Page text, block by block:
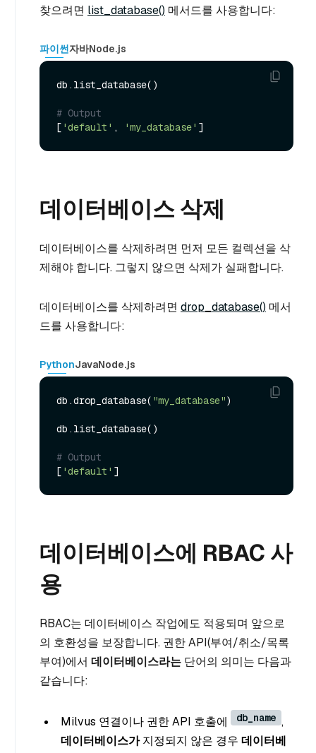
찾으려면 list_database() 메서드를 사용합니다:
파이썬자바Node.js
db.list_database()
# Output
[ 'default' , 'my_database'
데이터베이스 삭제
데이터베이스를 삭제하려면 먼저 모든 컬렉션을 삭
제해야 합니다. 그렇지 않으면 삭제가 실패합니다.
데이터베이스를 삭제하려면 drop_database() 메서
드를 사용합니다:
PythonJavaNode.js
db.drop_database( "my_database")
db.list_database()
# Output
[ 'default'
데이터베이스에 RBAC 사
용
RBAC는 데이터베이스 작업에도 적용되며 앞으로
의 호환성을 보장합니다. 권한 API(부여/취소/목록
부여)에서 데이터베이스라는 단어의 의미는 다음과
같습니다:
Milvus 연결이나 권한 API 호출에 db_name ,
데이터베이스가지정되지 않은 경우 데이터베